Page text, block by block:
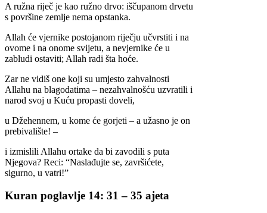
A ružna riječ je kao ružno drvo: iščupanom drvetu
s površine zemlje nema opstanka.
Allah će vjernike postojanom riječju učvrstiti i na
ovome i na onome svijetu, a nevjernike će u
zabludi ostaviti; Allah radi šta hoće.
Zar ne vidiš one koji su umjesto zahvalnosti
Allahu na blagodatima – nezahvalnošću uzvratili i
narod svoj u Kuću propasti doveli,
u Džehennem, u kome će gorjeti – a užasno je on
prebivalište! –
i izmislili Allahu ortake da bi zavodili s puta
Njegova? Reci: “Naslađujte se, završićete,
sigurno, u vatri!”
Kuran poglavlje 14: 31 – 35 ajeta